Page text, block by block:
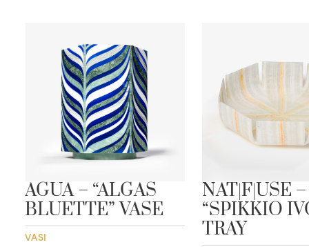
AGUA – “ALGAS
BLUETTE” VASE
VASI
NAT|F|USE –
“SPIKKIO
TRAY